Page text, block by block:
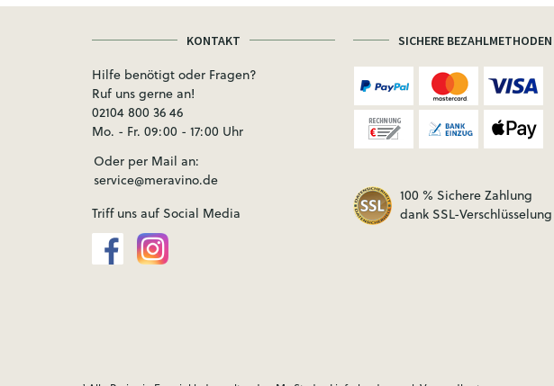
KONTAKT
Hilfe benötigt oder Fragen?
Ruf uns gerne an!
02104 800 36 46
Mo. - Fr. 09:00 - 17:00 Uhr
Oder per Mail an:
service@meravino.de
Triff uns auf Social Media
SICHERE BEZAHLMETHODEN
100 % Sichere Zahlung
dank SSL-Verschlüsselung